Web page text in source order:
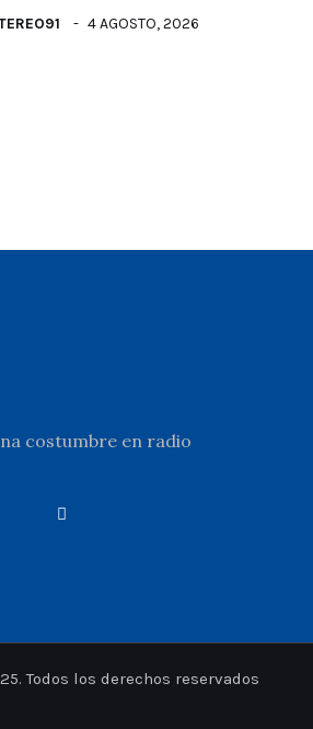
4 AGOSTO, 2026
costumbre en radio
Todos los derechos reservados